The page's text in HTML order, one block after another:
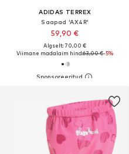
ADIDAS TERREX
Saapad 'AX4R'
59,90 €
Algselt: 70,00 €
Viimane madalaim hind:63,00 €-5%